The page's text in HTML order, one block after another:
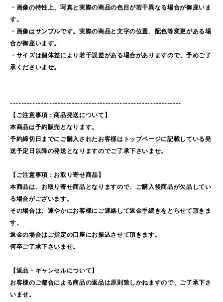
・画像の特性上、写真と実際の商品の色目が若干異なる場合が御座いま
す。
・画像はサンプルです。実際の商品と文字の位置、配色等変更がある場
合が御座います。
・サイズは個体差により若干誤差がある場合がありますので、予めご了
承くださいませ。
-------------------------------------------------------------
【ご注意事項：商品発送について】
本商品は予約販売となります。
予約締切日までにご購入されたお客様はトップページに記載している発
送予定日以降の発送となりますのでご了承下さいませ。
【ご注意事項：お取り寄せ商品】
本商品は、お取り寄せ商品となりますので、ご購入後商品が欠品してい
る場合がございます。
その場合は、速やかにお客様にご連絡して返金手続きをとらせて頂きま
す。
返金の場合はご指定の口座にお振込させて頂きます。
何卒ご了承下さいませ。
【返品・キャンセルについて】
お客様のご都合による商品の返品は原則致しかねますので、ご了承下さ
いませ。